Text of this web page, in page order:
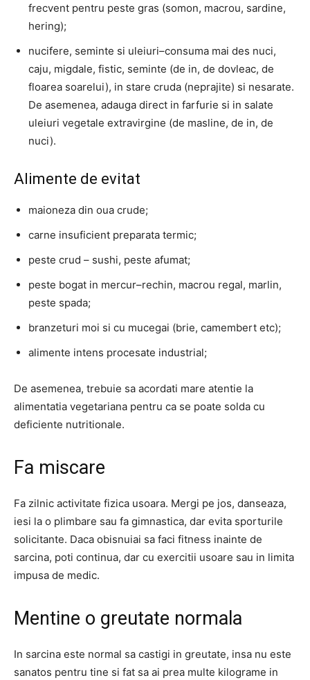
frecvent pentru peste gras (somon, macrou, sardine,
hering);
nucifere, seminte si uleiuri–consuma mai des nuci,
caju, migdale, fistic, seminte (de in, de dovleac, de
floarea soarelui), in stare cruda (neprajite) si nesarate.
De asemenea, adauga direct in farfurie si in salate
uleiuri vegetale extravirgine (de masline, de in, de
nuci).
Alimente de evitat
maioneza din oua crude;
carne insuficient preparata termic;
peste crud – sushi, peste afumat;
peste bogat in mercur–rechin, macrou regal, marlin,
peste spada;
branzeturi moi si cu mucegai (brie, camembert etc);
alimente intens procesate industrial;
De asemenea, trebuie sa acordati mare atentie la
alimentatia vegetariana pentru ca se poate solda cu
deficiente nutritionale.
Fa miscare
Fa zilnic activitate fizica usoara. Mergi pe jos, danseaza,
iesi la o plimbare sau fa gimnastica, dar evita sporturile
solicitante. Daca obisnuiai sa faci fitness inainte de
sarcina, poti continua, dar cu exercitii usoare sau in limita
impusa de medic.
Mentine o greutate normala
In sarcina este normal sa castigi in greutate, insa nu este
sanatos pentru tine si fat sa ai prea multe kilograme in